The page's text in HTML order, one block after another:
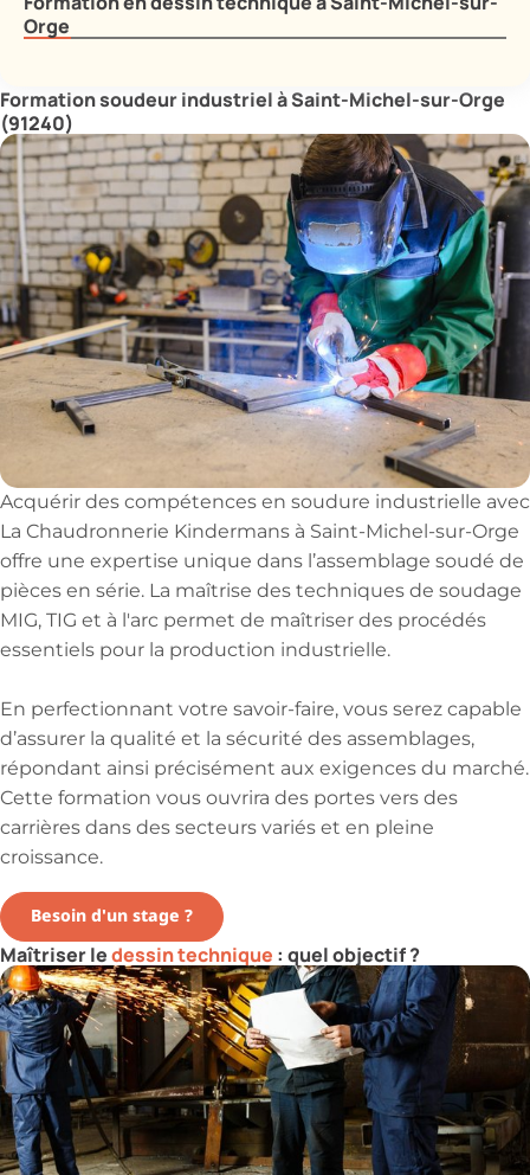
Orge
Formation soudeur industriel à Saint-Michel-sur-Orge
(91240)
Acquérir des compétences en soudure industrielle avec
La Chaudronnerie Kindermans à Saint-Michel-sur-Orge
offre une expertise unique dans l’assemblage soudé de
pièces en série. La maîtrise des techniques de soudage
MIG, TIG et à l'arc permet de maîtriser des procédés
essentiels pour la production industrielle.
En perfectionnant votre savoir-faire, vous serez capable
d’assurer la qualité et la sécurité des assemblages,
répondant ainsi précisément aux exigences du marché.
Cette formation vous ouvrira des portes vers des
carrières dans des secteurs variés et en pleine
croissance.
Besoin d'un stage ?
Maîtriser ledessin technique : quel objectif ?